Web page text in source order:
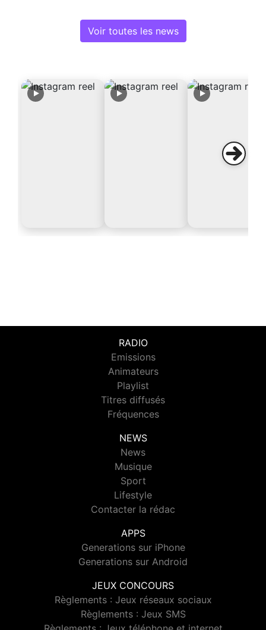
Voir toutes les news
RADIO
Emissions
Animateurs
Playlist
Titres diffusés
Fréquences
NEWS
News
Musique
Sport
Lifestyle
Contacter la rédac
APPS
Generations sur iPhone
Generations sur Android
JEUX CONCOURS
Règlements : Jeux réseaux sociaux
Règlements : Jeux SMS